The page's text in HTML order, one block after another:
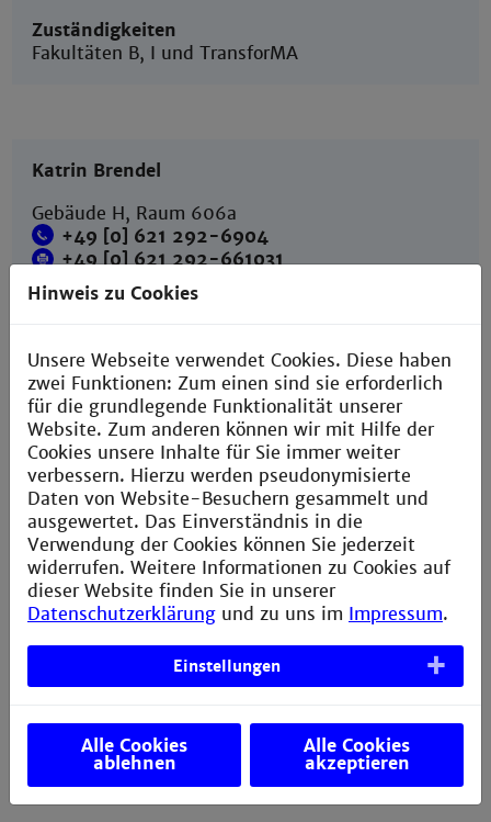
Zuständigkeiten
Fakultäten B, I und TransforMA
Katrin Brendel
Gebäude H, Raum 606a
+49 [0] 621 292-6904
+49 [0] 621 292-661031
k.brendel@th-mannheim.de
Fakultäten S, G und W, Albert und Anneliese
Konanz-Stiftung, Spenden, Zentrale
Einrichtungen
Merve Yesilyaprak
Gebäude H, Raum 606a
+49 [0] 621 292-6583
+49 [0] 621 292-6365
m.yesilyaprak@th-mannheim.de
Zuständigkeiten
Fakultät V (Prof. Röder), Cemos Prof. Reichwald
Projekte
Hinweis zu Cookies
Unsere Webseite verwendet Cookies. Diese haben
zwei Funktionen: Zum einen sind sie erforderlich
für die grundlegende Funktionalität unserer
Website. Zum anderen können wir mit Hilfe der
Cookies unsere Inhalte für Sie immer weiter
verbessern. Hierzu werden pseudonymisierte
Daten von Website-Besuchern gesammelt und
ausgewertet. Das Einverständnis in die
Verwendung der Cookies können Sie jederzeit
widerrufen. Weitere Informationen zu Cookies auf
dieser Website finden Sie in unserer
Datenschutzerklärung und zu uns im Impressum.
Einstellungen
Alle Cookies
ablehnen
Alle Cookies
akzeptieren